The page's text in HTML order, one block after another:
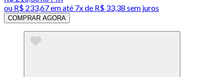
ou R$ 233,67em até 7x de R$ 33,38 sem juros
COMPRAR AGORA